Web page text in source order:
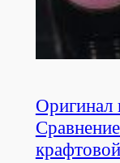
Оригинал